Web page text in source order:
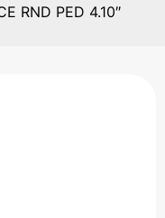
RND PED 4.10″